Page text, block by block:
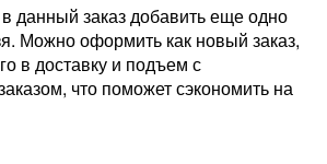
данный заказ добавить еще одно
Можно оформить как новый заказ,
в доставку и подъем с
что поможет сэкономить на